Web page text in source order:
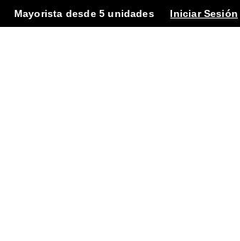
Mayorista desde 5 unidades Iniciar Sesión